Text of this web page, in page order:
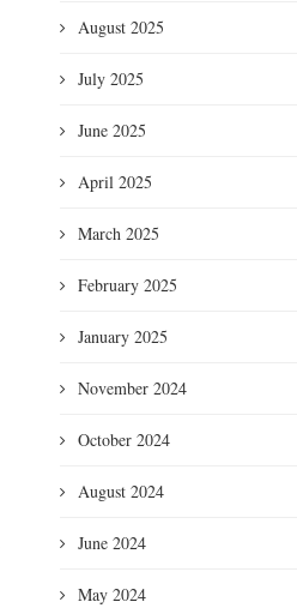
August 2025
July 2025
June 2025
April 2025
March 2025
February 2025
January 2025
November 2024
October 2024
August 2024
June 2024
May 2024